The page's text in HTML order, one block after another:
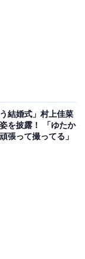
結婚式」村上佳菜
を披露！ 「ゆたか
張って撮ってる」